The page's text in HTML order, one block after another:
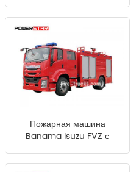
Пожарная машина
Banama Isuzu FVZ с
пеногенератором